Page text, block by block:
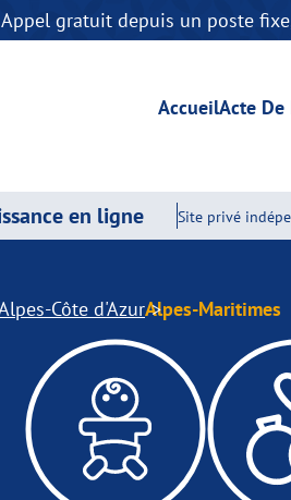
gratuit depuis un poste
AccueilActe De
en ligne Site privé
Côte d'AzurAlpes-Maritimes